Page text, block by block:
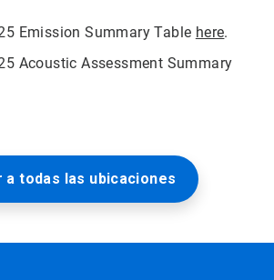
Emission Summary Table here.
Acoustic Assessment Summary
a todas las ubicaciones